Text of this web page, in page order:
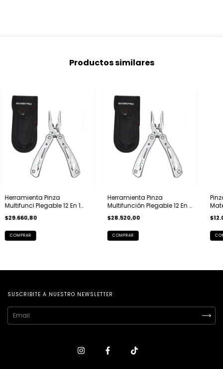
Productos similares
Herramienta Pinza
Multifunci Plegable 12 En 1
$29.660,80
Herramienta Pinza
Multifunción Plegable 12 En 1
$28.520,00
SUSCRIBITE A NUESTRO NEWSLETTER